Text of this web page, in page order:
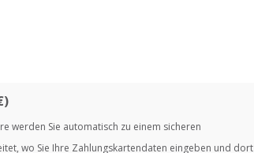
werden Sie automatisch zu einem sicheren
wo Sie Ihre Zahlungskartendaten eingeben und dort